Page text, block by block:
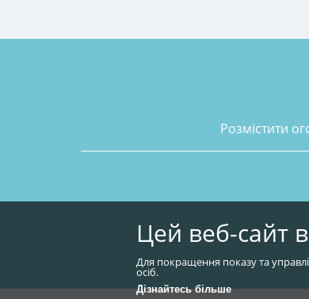
розмістити
Цей веб-сайт
Для покращення показу та
осіб.
Дізнайтесь більше